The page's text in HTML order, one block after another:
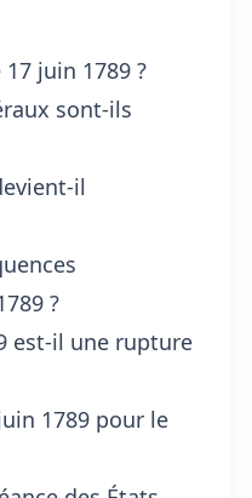
juin 1789 ?
sont-ils
il
?
est-il une rupture
1789 pour le